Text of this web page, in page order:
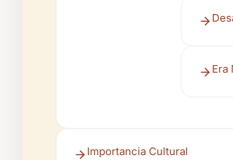
Era
Importancia Cultural